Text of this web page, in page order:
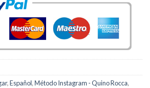
,Español,Método Instagram - Quino Rocca,